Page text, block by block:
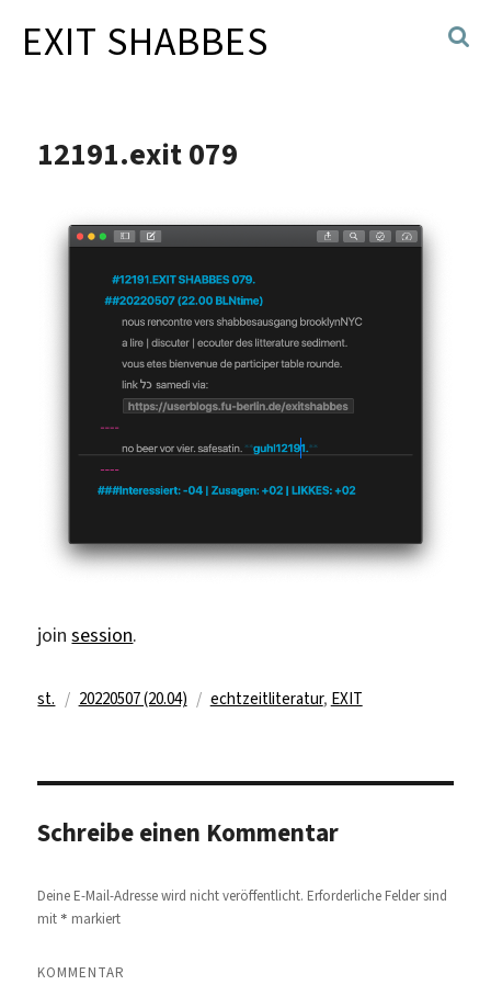
EXIT SHABBES
12191.exit 079
joinsession.
Autor
st.
Veröffentlicht
20220507 (20.04) Kategorien
echtzeitliteratur, EXIT
Schreibe einen Kommentar
Deine E-Mail-Adresse wird nicht veröffentlicht. Erforderliche Felder sind
mit * markiert
KOMMENTAR